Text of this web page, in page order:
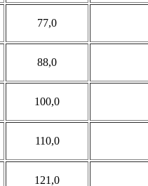
77,0
88,0
100,0
110,0
121,0